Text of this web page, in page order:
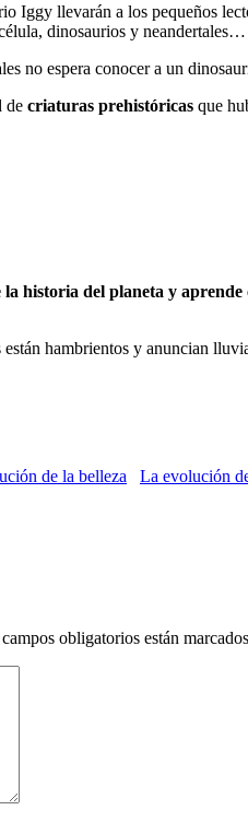
Iggy llevarán a los pequeños
dinosaurios y
no espera conocer a un
de criaturas prehistóricas que
historia del planeta y
hambrientos y anuncian
La evolución
obligatorios están